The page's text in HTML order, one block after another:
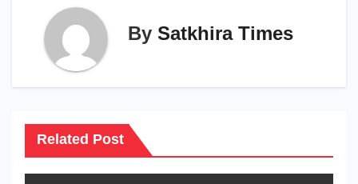
By Satkhira Times
Related Post